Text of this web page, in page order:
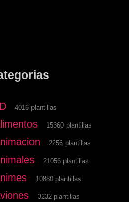
4016 plantillas
15360 plantillas
2256 plantillas
21056 plantillas
10880 plantillas
3232 plantillas